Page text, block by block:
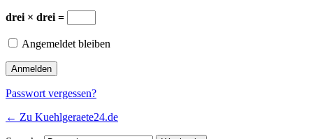
drei × drei =
Angemeldet bleiben
Passwort vergessen?
← Zu Kuehlgeraete24.de